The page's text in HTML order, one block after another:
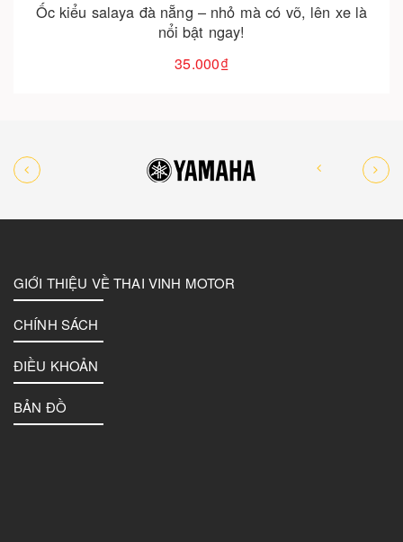
Ốc kiểu salaya đà nẵng – nhỏ mà có võ, lên xe là
nổi bật ngay!
35.000₫
GIỚI THIỆU VỀ THAI VINH MOTOR
CHÍNH SÁCH
ĐIỀU KHOẢN
BẢN ĐỒ